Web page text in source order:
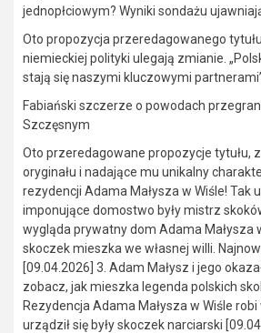
jednopłciowym? Wyniki sondażu
Oto propozycja przeredagowanego
niemieckiej polityki ulegają zmianie.
stają się naszymi kluczowymi
Fabiański szczerze o powodach
Szczęsnym
Oto przeredagowane propozycje tytułu,
oryginału i nadające mu unikalny
rezydencji Adama Małysza w Wiśle! Tak
imponujące domostwo były mistrz
wygląda prywatny dom Adama Małysza
skoczek mieszka we własnej willi.
[09.04.2026] 3. Adam Małysz i jego
zobacz, jak mieszka legenda polskich
Rezydencja Adama Małysza w Wiśle
urządził się były skoczek narciarski